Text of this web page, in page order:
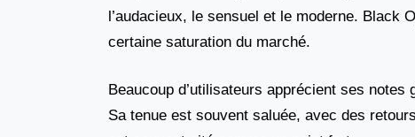
l’audacieux, le sensuel et le moderne. Black
certaine saturation du marché.
Beaucoup d’utilisateurs apprécient ses
Sa tenue est souvent saluée, avec des